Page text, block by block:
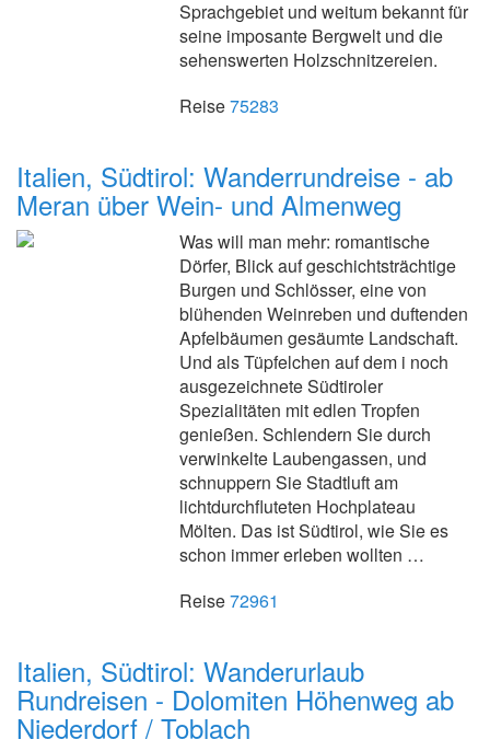
Sprachgebiet und weitum bekannt für
seine imposante Bergwelt und die
sehenswerten Holzschnitzereien.
Reise75283
Italien, Südtirol: Wanderrundreise - ab
Meran über Wein- und Almenweg
Was will man mehr: romantische
Dörfer, Blick auf geschichtsträchtige
Burgen und Schlösser, eine von
blühenden Weinreben und duftenden
Apfelbäumen gesäumte Landschaft.
Und als Tüpfelchen auf dem i noch
ausgezeichnete Südtiroler
Spezialitäten mit edlen Tropfen
genießen. Schlendern Sie durch
verwinkelte Laubengassen, und
schnuppern Sie Stadtluft am
lichtdurchfluteten Hochplateau
Mölten. Das ist Südtirol, wie Sie es
schon immer erleben wollten …
Reise72961
Italien, Südtirol: Wanderurlaub
Rundreisen - Dolomiten Höhenweg ab
Niederdorf / Toblach